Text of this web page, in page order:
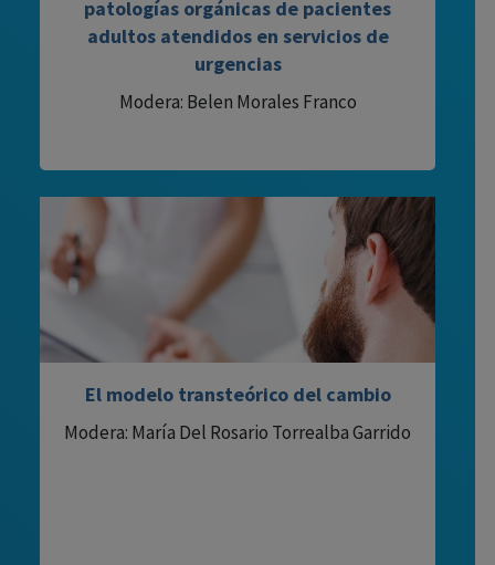
patologías orgánicas de pacientes
adultos atendidos en servicios de
urgencias
Modera: Belen Morales Franco
El modelo transteórico del cambio
Modera: María Del Rosario Torrealba Garrido